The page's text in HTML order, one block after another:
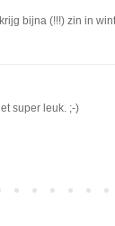
bijna (!!!) zin in
super leuk. ;-)